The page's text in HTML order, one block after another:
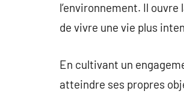
l’environnement. Il
de vivre une vie plus
En cultivant un
atteindre ses propres